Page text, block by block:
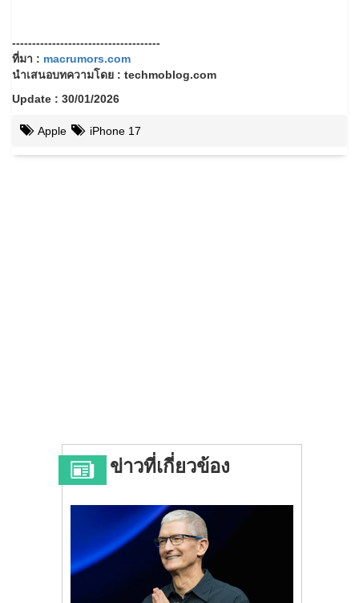
-------------------------------------
ที่มา : macrumors.com
นำเสนอบทความโดย : techmoblog.com
Update : 30/01/2026
Apple iPhone 17
ข่าวที่เกี่ยวข้อง